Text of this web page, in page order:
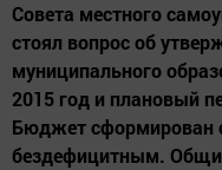
Совета местного
стоял вопрос об
муниципального
2015 год и плановый
Бюджет сформирован
бездефицитным.